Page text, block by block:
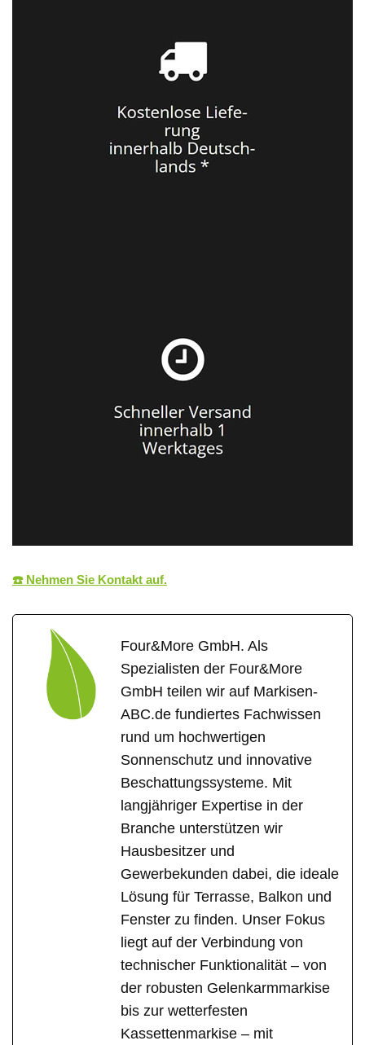
☎️ Nehmen Sie Kontakt auf.
Four&More GmbH. Als
Spezialisten der Four&More
GmbH teilen wir auf Markisen-
ABC.de fundiertes Fachwissen
rund um hochwertigen
Sonnenschutz und innovative
Beschattungssysteme. Mit
langjähriger Expertise in der
Branche unterstützen wir
Hausbesitzer und
Gewerbekunden dabei, die ideale
Lösung für Terrasse, Balkon und
Fenster zu finden. Unser Fokus
liegt auf der Verbindung von
technischer Funktionalität – von
der robusten Gelenkarmmarkise
bis zur wetterfesten
Kassettenmarkise – mit